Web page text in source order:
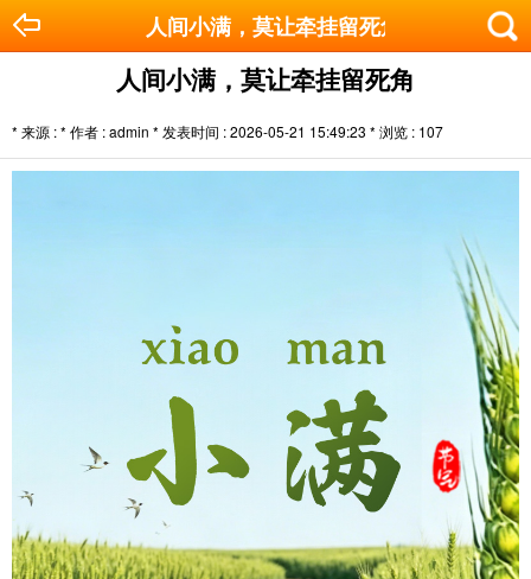
人间小满，莫让牵挂留死角
人间小满，莫让牵挂留死角
* 来源 : * 作者 : admin * 发表时间 : 2026-05-21 15:49:23 * 浏览 : 107